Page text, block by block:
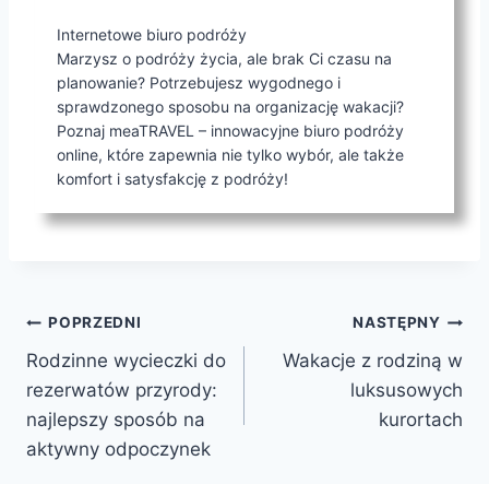
Internetowe biuro podróży
Marzysz o podróży życia, ale brak Ci czasu na
planowanie? Potrzebujesz wygodnego i
sprawdzonego sposobu na organizację wakacji?
Poznaj meaTRAVEL – innowacyjne biuro podróży
online, które zapewnia nie tylko wybór, ale także
komfort i satysfakcję z podróży!
Nawigacja
wpisu
POPRZEDNI
Rodzinne wycieczki do
rezerwatów przyrody:
najlepszy sposób na
aktywny odpoczynek
NASTĘPNY
Wakacje z rodziną w
luksusowych
kurortach